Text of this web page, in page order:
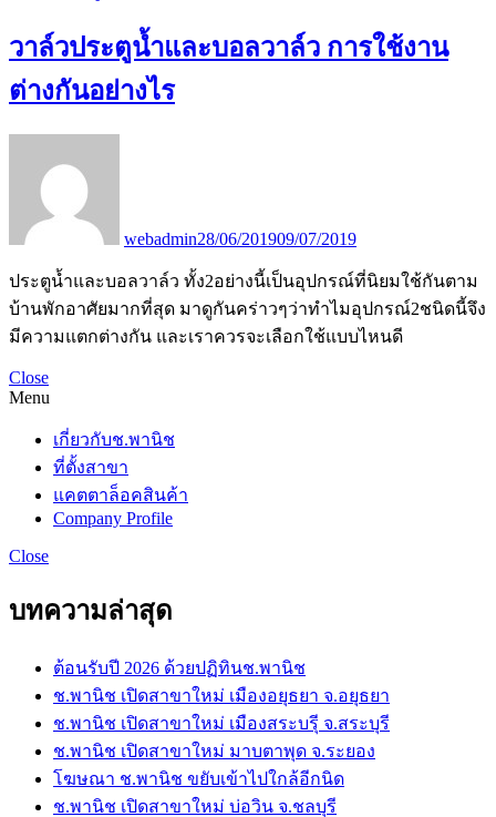
วาล์วประตูน้ำและบอลวาล์ว การใช้งาน
ต่างกันอย่างไร
webadmin28/06/201909/07/2019
ประตูน้ำและบอลวาล์ว ทั้ง2อย่างนี้เป็นอุปกรณ์ที่นิยมใช้กันตาม
บ้านพักอาศัยมากที่สุด มาดูกันคร่าวๆว่าทำไมอุปกรณ์2ชนิดนี้จึง
มีความแตกต่างกัน และเราควรจะเลือกใช้แบบไหนดี
Close
Menu
เกี่ยวกับช.พานิช
ที่ตั้งสาขา
แคตตาล็อคสินค้า
Company Profile
Close
บทความล่าสุด
ต้อนรับปี 2026 ด้วยปฏิทินช.พานิช
ช.พานิช เปิดสาขาใหม่ เมืองอยุธยา จ.อยุธยา
ช.พานิช เปิดสาขาใหม่ เมืองสระบรุี จ.สระบุรี
ช.พานิช เปิดสาขาใหม่ มาบตาพุด จ.ระยอง
โฆษณา ช.พานิช ขยับเข้าไปใกล้อีกนิด
ช.พานิช เปิดสาขาใหม่ บ่อวิน จ.ชลบุรี